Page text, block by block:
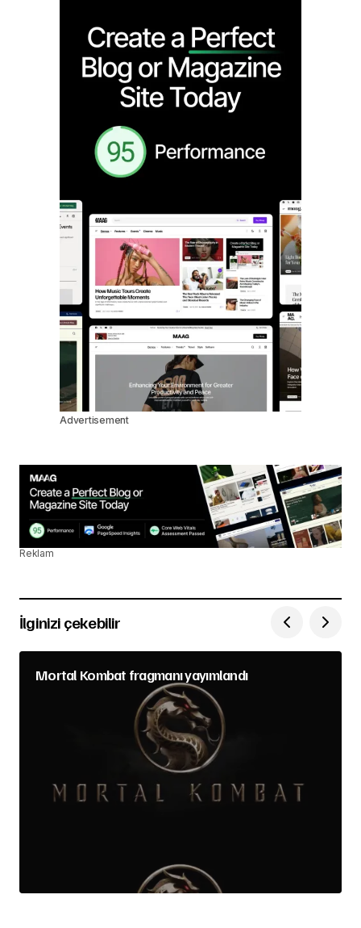
Advertisement
Reklam
İlginizi çekebilir
Mortal Kombat fragmanı yayımlandı